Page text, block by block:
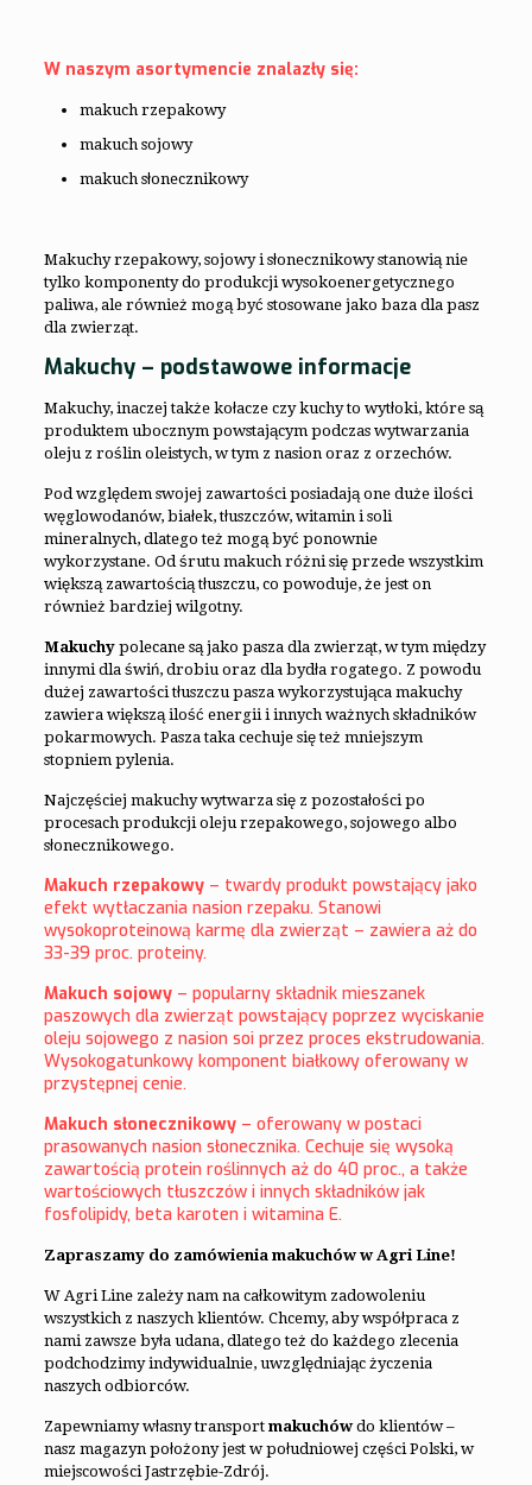
W naszym asortymencie znalazły się:
makuch rzepakowy
makuch sojowy
makuch słonecznikowy
Makuchy rzepakowy, sojowy i słonecznikowy stanowią nie
tylko komponenty do produkcji wysokoenergetycznego
paliwa, ale również mogą być stosowane jako baza dla pasz
dla zwierząt.
Makuchy – podstawowe informacje
Makuchy, inaczej także kołacze czy kuchy to wytłoki, które są
produktem ubocznym powstającym podczas wytwarzania
oleju z roślin oleistych, w tym z nasion oraz z orzechów.
Pod względem swojej zawartości posiadają one duże ilości
węglowodanów, białek, tłuszczów, witamin i soli
mineralnych, dlatego też mogą być ponownie
wykorzystane. Od śrutu makuch różni się przede wszystkim
większą zawartością tłuszczu, co powoduje, że jest on
również bardziej wilgotny.
Makuchy polecane są jako pasza dla zwierząt, w tym między
innymi dla świń, drobiu oraz dla bydła rogatego. Z powodu
dużej zawartości tłuszczu pasza wykorzystująca makuchy
zawiera większą ilość energii i innych ważnych składników
pokarmowych. Pasza taka cechuje się też mniejszym
stopniem pylenia.
Najczęściej makuchy wytwarza się z pozostałości po
procesach produkcji oleju rzepakowego, sojowego albo
słonecznikowego.
Makuch rzepakowy – twardy produkt powstający jako
efekt wytłaczania nasion rzepaku. Stanowi
wysokoproteinową karmę dla zwierząt – zawiera aż do
33-39 proc. proteiny.
Makuch sojowy – popularny składnik mieszanek
paszowych dla zwierząt powstający poprzez wyciskanie
oleju sojowego z nasion soi przez proces ekstrudowania.
Wysokogatunkowy komponent białkowy oferowany w
przystępnej cenie.
Makuch słonecznikowy – oferowany w postaci
prasowanych nasion słonecznika. Cechuje się wysoką
zawartością protein roślinnych aż do 40 proc., a także
wartościowych tłuszczów i innych składników jak
fosfolipidy, beta karoten i witamina E.
Zapraszamy do zamówienia makuchów w Agri Line!
W Agri Line zależy nam na całkowitym zadowoleniu
wszystkich z naszych klientów. Chcemy, aby współpraca z
nami zawsze była udana, dlatego też do każdego zlecenia
podchodzimy indywidualnie, uwzględniając życzenia
naszych odbiorców.
Zapewniamy własny transportmakuchówdo klientów –
nasz magazyn położony jest w południowej części Polski, w
miejscowości Jastrzębie-Zdrój.